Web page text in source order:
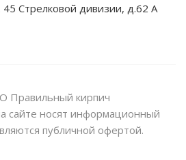
45 Стрелковой дивизии, д.62 А
Правильный кирпич
сайте носят информационный
публичной офертой.